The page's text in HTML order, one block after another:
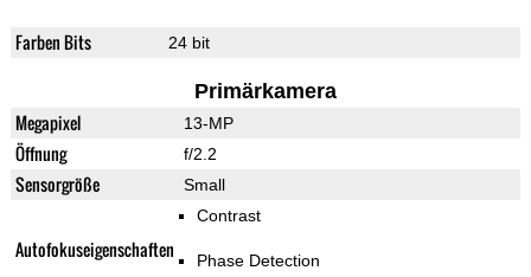
Farben Bits 24 bit
Primärkamera
Megapixel 13-MP
Öffnung f/2.2
Sensorgröße Small
Autofokuseigenschaften
Contrast
Phase Detection